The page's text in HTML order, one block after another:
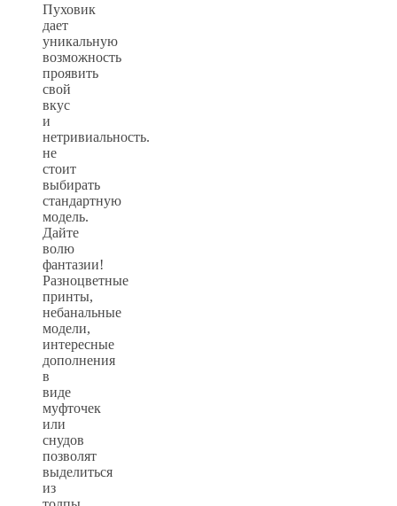
Пуховик
дает
уникальную
возможность
проявить
свой
вкус
и
нетривиальность.
не
стоит
выбирать
стандартную
модель.
Дайте
волю
фантазии!
Разноцветные
принты,
небанальные
модели,
интересные
дополнения
в
виде
муфточек
или
снудов
позволят
выделиться
из